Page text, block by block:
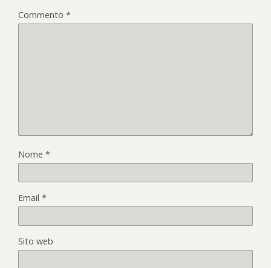
Commento *
Nome *
Email *
Sito web